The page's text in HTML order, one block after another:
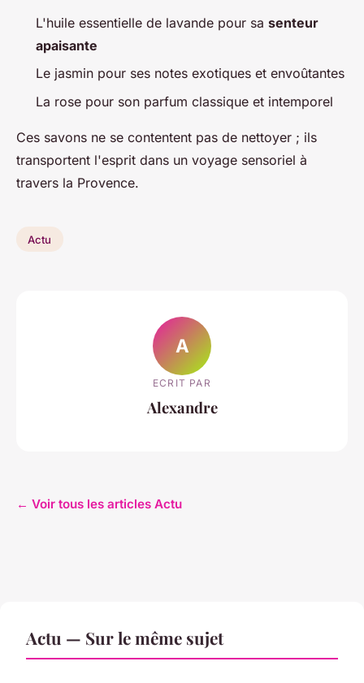
L'huile essentielle de lavande pour sa senteur
apaisante
Le jasmin pour ses notes exotiques et envoûtantes
La rose pour son parfum classique et intemporel
Ces savons ne se contentent pas de nettoyer ; ils
transportent l'esprit dans un voyage sensoriel à
travers la Provence.
Actu
A
ECRIT PAR
Alexandre
← Voir tous les articles Actu
Actu — Sur le même sujet